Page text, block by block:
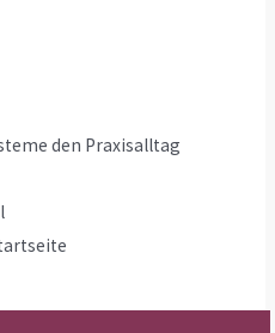
den Praxisalltag